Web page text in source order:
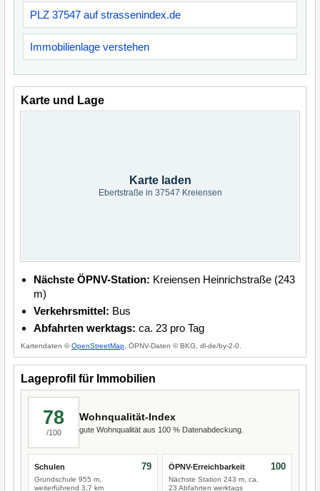
PLZ 37547 auf strassenindex.de
Immobilienlage verstehen
Karte und Lage
Karte laden
Ebertstraße in 37547 Kreiensen
Nächste ÖPNV-Station: Kreiensen Heinrichstraße (243
m)
Verkehrsmittel: Bus
Abfahrten werktags: ca. 23 pro Tag
Kartendaten ©OpenStreetMap , ÖPNV-Daten © BKG, dl-de/by-2-0.
Lageprofil für Immobilien
78
/100
Wohnqualität-Index
gute Wohnqualität aus 100 % Datenabdeckung.
Schulen
Grundschule 955 m,
weiterführend 3,7 km
79 ÖPNV-Erreichbarkeit
Nächste Station 243 m, ca.
23 Abfahrten werktags
100